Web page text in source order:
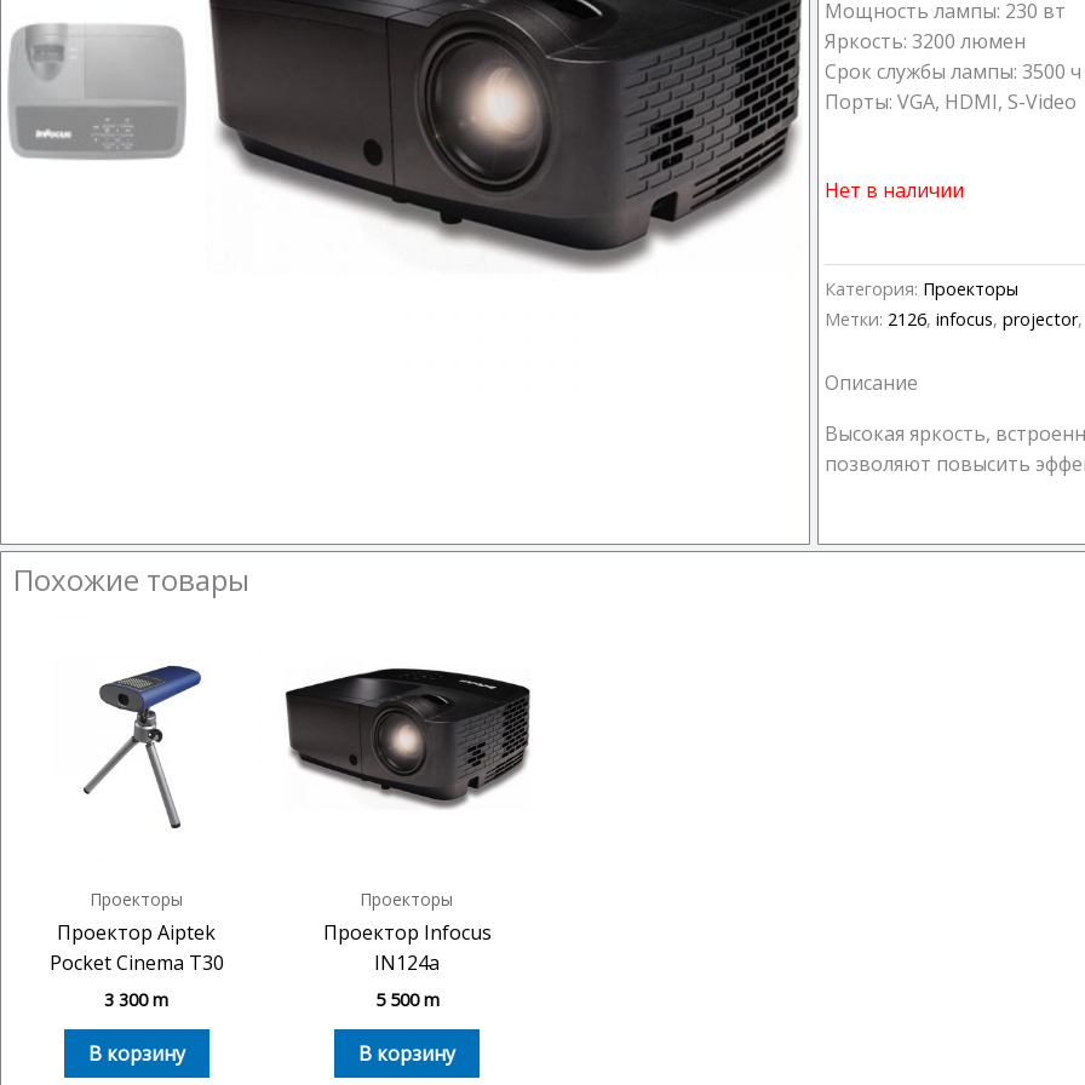
Мощность лампы: 230 вт
Яркость: 3200 люмен
Срок службы лампы: 3500 ч
Порты: VGA, HDMI, S-Video
Нет в наличии
Категория: Проекторы
Метки: 2126, infocus, projector
Описание
Высокая яркость,
позволяют повысить
Похожие товары
Проекторы
Проектор Aiptek
Pocket Cinema T30
3 300m
В корзину
Проекторы
Проектор Infocus
IN124a
5 500m
В корзину